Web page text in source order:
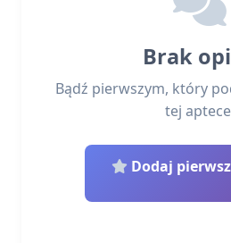
Brak
Bądź pierwszym, który
tej
Dodaj